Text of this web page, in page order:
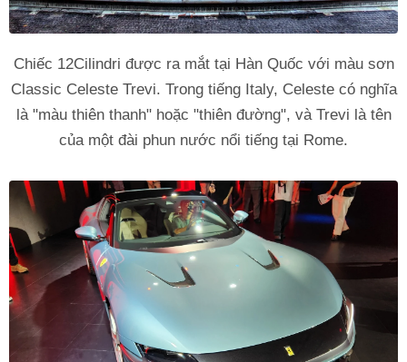
Chiếc 12Cilindri được ra mắt tại Hàn Quốc với màu sơn
Classic Celeste Trevi. Trong tiếng Italy, Celeste có nghĩa
là "màu thiên thanh" hoặc "thiên đường", và Trevi là tên
của một đài phun nước nổi tiếng tại Rome.